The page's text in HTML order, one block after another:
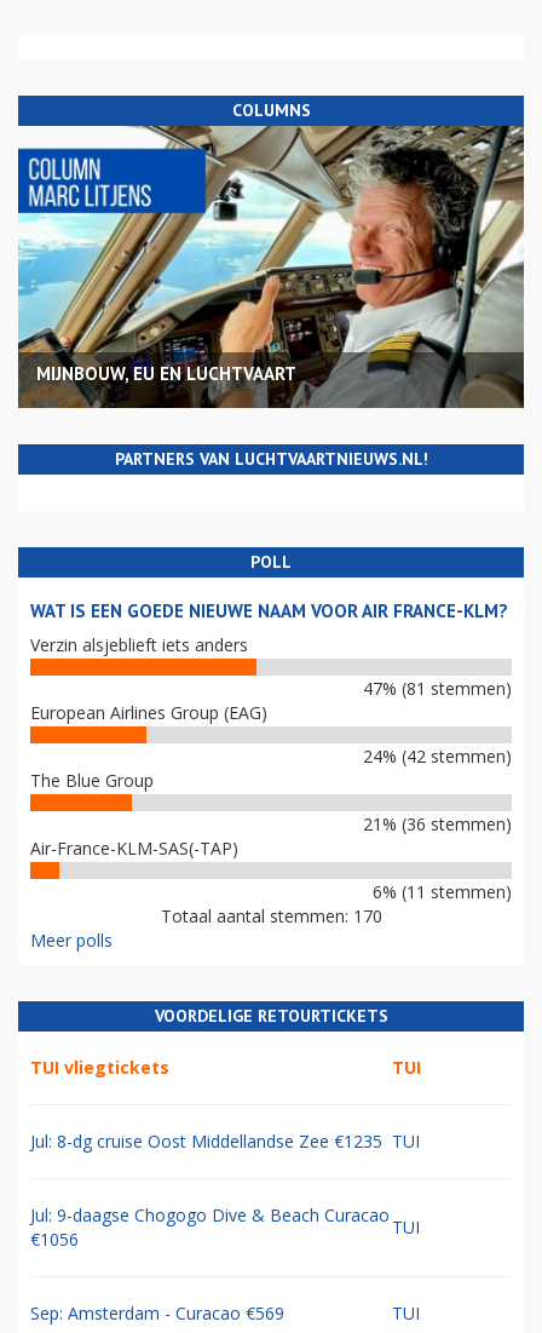
COLUMNS
MIJNBOUW, EU EN LUCHTVAART
PARTNERS VAN LUCHTVAARTNIEUWS.NL!
POLL
WAT IS EEN GOEDE NIEUWE NAAM VOOR AIR FRANCE-KLM?
Verzin alsjeblieft iets anders
47% (81 stemmen)
European Airlines Group (EAG)
24% (42 stemmen)
The Blue Group
21% (36 stemmen)
Air-France-KLM-SAS(-TAP)
6% (11 stemmen)
Totaal aantal stemmen: 170
Meer polls
VOORDELIGE RETOURTICKETS
TUI vliegtickets TUI
Jul: 8-dg cruise Oost Middellandse Zee €1235 TUI
Jul: 9-daagse Chogogo Dive & Beach Curacao
€1056
TUI
Sep: Amsterdam - Curacao €569 TUI